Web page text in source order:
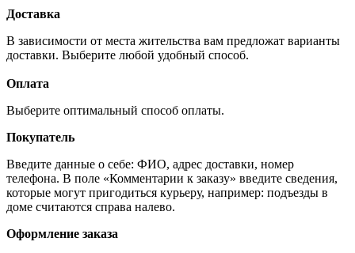
Доставка
В зависимости от места жительства вам предложат варианты
доставки. Выберите любой удобный способ.
Оплата
Выберите оптимальный способ оплаты.
Покупатель
Введите данные о себе: ФИО, адрес доставки, номер
телефона. В поле «Комментарии к заказу» введите сведения,
которые могут пригодиться курьеру, например: подъезды в
доме считаются справа налево.
Оформление заказа